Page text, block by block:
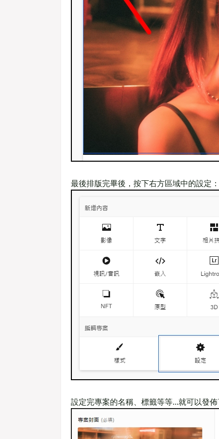
最後排版完畢後，按下右方區域中的設定：
設定完專案的名稱、標籤等等...就可以發